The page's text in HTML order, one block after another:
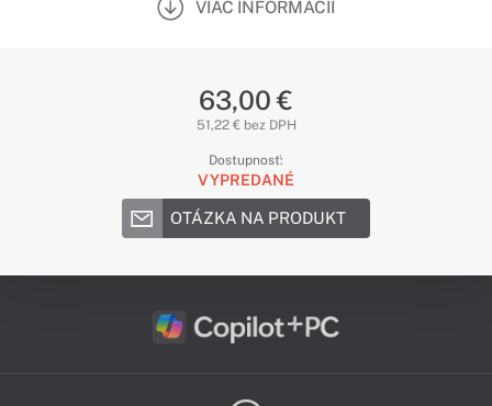
VIAC INFORMÁCIÍ
63,00 €
51,22 € bez DPH
Dostupnosť:
VYPREDANÉ
OTÁZKA NA PRODUKT